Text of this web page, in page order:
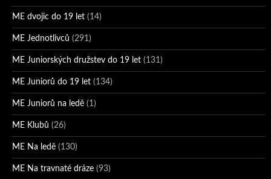
ME dvojic do 19 let (14)
ME Jednotlivců (291)
ME Juniorských družstev do 19 let (131)
ME Juniorů do 19 let (134)
ME Juniorů na ledě (1)
ME Klubů (26)
ME Na ledě (130)
ME Na travnaté dráze (93)